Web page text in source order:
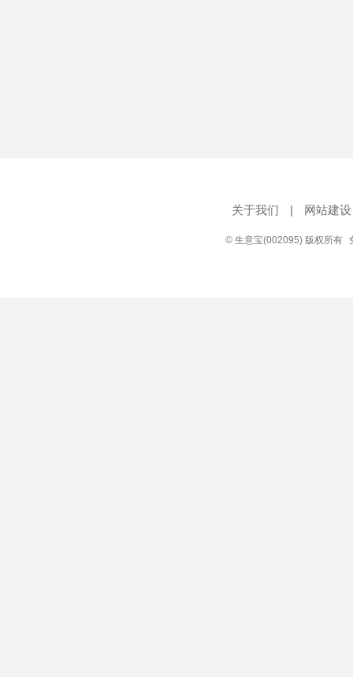
关于我们 | 网站建设
© 生意宝(002095) 版权所有